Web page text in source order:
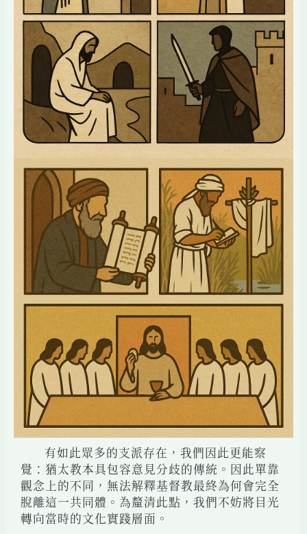
有如此眾多的支派存在，我們因此更能察
覺：猶太教本具包容意見分歧的傳統。因此單靠
觀念上的不同，無法解釋基督教最終為何會完全
脫離這一共同體。為釐清此點，我們不妨將目光
轉向當時的文化實踐層面。